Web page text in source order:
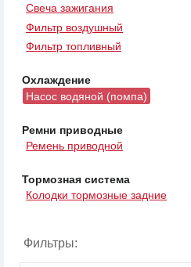
Свеча зажигания
Фильтр воздушный
Фильтр топливный
Охлаждение
Насос водяной (помпа)
Ремни приводные
Ремень приводной
Тормозная система
Колодки тормозные задние
Фильтры: